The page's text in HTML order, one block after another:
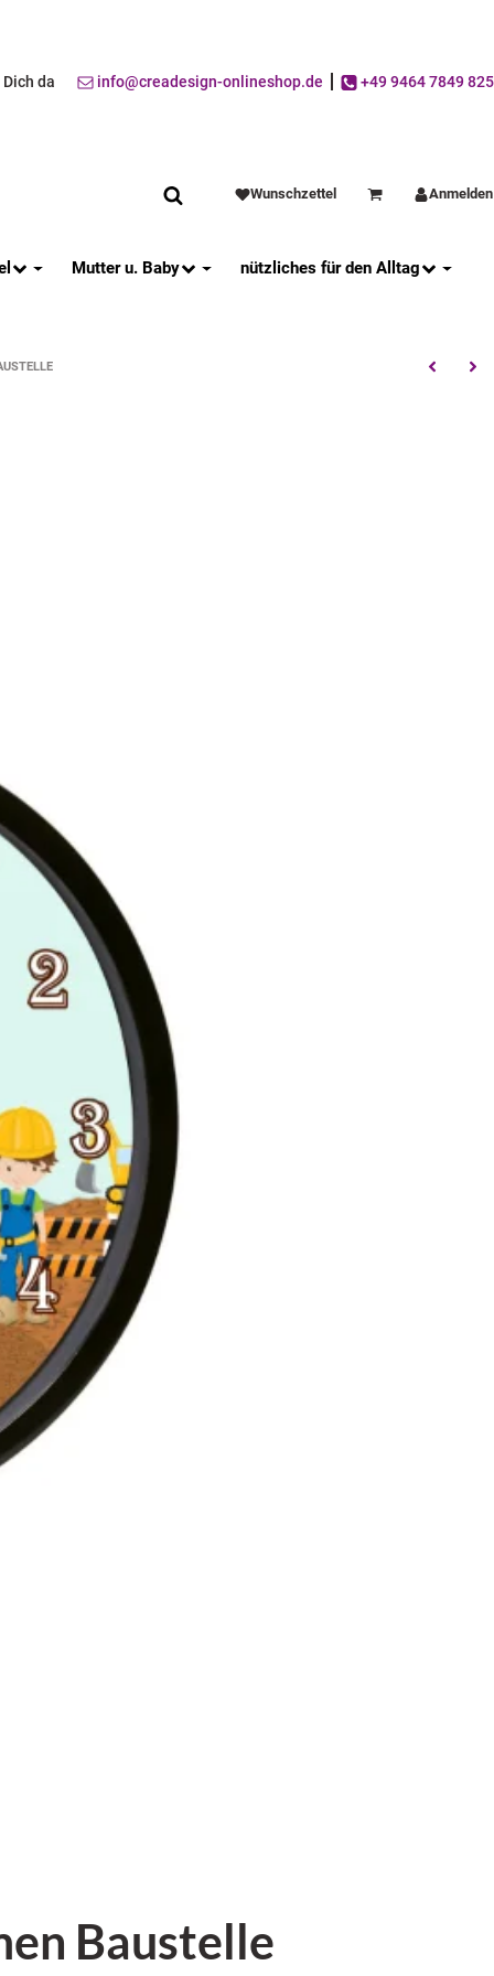
da info@creadesign-onlineshop.de +49 9464 7849 825
Wunschzettel WarenkorbAnmelden
Mutter u. Baby nützliches für den Alltag
Baustelle